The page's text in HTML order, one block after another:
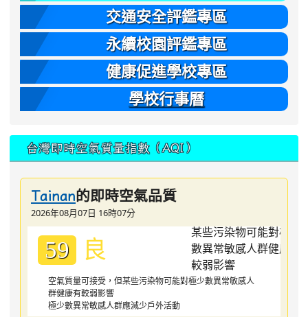
交通安全評鑑專區
永續校園評鑑專區
健康促進學校專區
學校行事曆
台灣即時空氣質量指數（AQI）
Tainan的即時空氣品質
2026年08月07日 16時07分
59 良
空氣質量可接受，但某些污染物可能對極少數異常敏感人
群健康有較弱影響
極少數異常敏感人群應減少戶外活動